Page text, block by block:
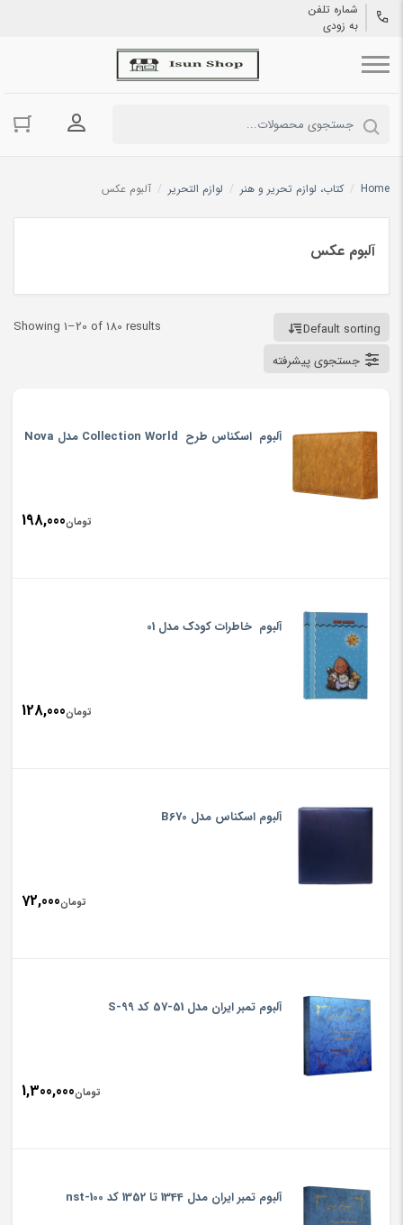
شماره تلفن
به زودی
ورود به
Home
/ کتاب، لوازم تحریر و هنر / لوازم التحریر / آلبوم عکس
آلبوم عکس
Showing 1–20 of 180 results
Default sorting
جستجوی پیشرفته
آلبوم اسکناس طرح Collection World مدل Nova
تومان198,000
آلبوم خاطرات کودک مدل 01
تومان128,000
آلبوم اسکناس مدل B670
تومان72,000
آلبوم تمبر ایران مدل 51-57 کد 99-S
تومان1,300,000
آلبوم تمبر ایران مدل 1344 تا 1352 کد nst-100